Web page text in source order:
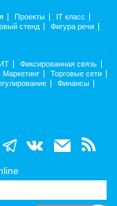
Проекты
IT класс
стенд
Фигура речи
Фиксированная связь
Маркетинг
Торговые сети
Финансы